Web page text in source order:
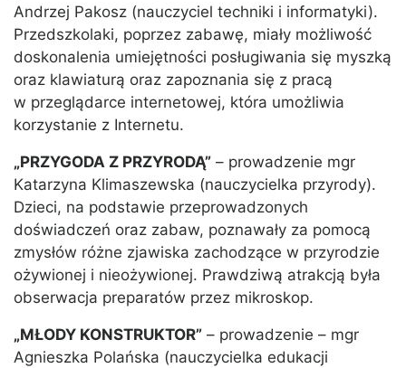
Andrzej Pakosz (nauczyciel techniki i informatyki).
Przedszkolaki, poprzez zabawę, miały możliwość
doskonalenia umiejętności posługiwania się myszką
oraz klawiaturą oraz zapoznania się z pracą
w przeglądarce internetowej, która umożliwia
korzystanie z Internetu.
„PRZYGODA Z PRZYRODĄ” – prowadzenie mgr
Katarzyna Klimaszewska (nauczycielka przyrody).
Dzieci, na podstawie przeprowadzonych
doświadczeń oraz zabaw, poznawały za pomocą
zmysłów różne zjawiska zachodzące w przyrodzie
ożywionej i nieożywionej. Prawdziwą atrakcją była
obserwacja preparatów przez mikroskop.
„MŁODY KONSTRUKTOR” – prowadzenie – mgr
Agnieszka Polańska (nauczycielka edukacji